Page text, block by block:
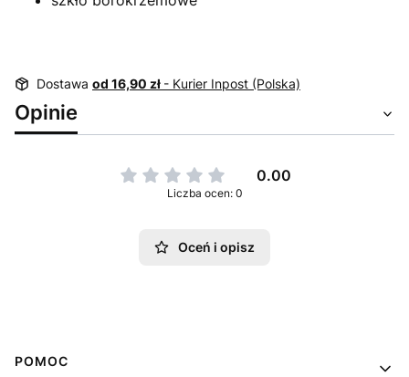
Dostawa od 16,90 zł - Kurier Inpost (Polska)
Opinie
0.00
Liczba ocen: 0
Oceń i opisz
Linki w stopce
POMOC